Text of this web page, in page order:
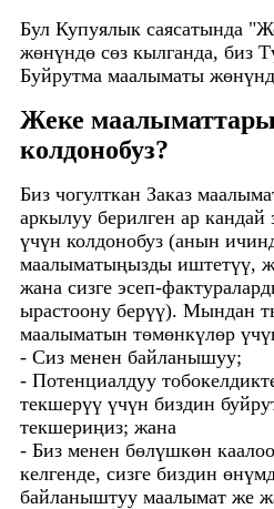
Бул Купуялык саясатында
жөнүндө сөз кылганда, биз
Буйрутма маалыматы
Жеке
колдонобуз?
Биз чогулткан Заказ
аркылуу берилген ар кандай
үчүн колдонобуз (анын
маалыматыңызды иштетүү,
жана сизге эсеп-
ырастоону берүү). Мындан
маалыматын төмөнкүлөр
- Сиз менен байланышуу;
- Потенциалдуу
текшерүү үчүн биздин
текшериңиз; жана
- Биз менен бөлүшкөн
келгенде, сизге биздин
байланыштуу маалымат же